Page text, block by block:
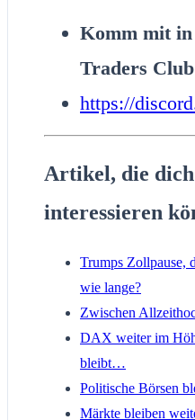
Komm mit in
Traders
https://
Artikel, die
interessieren
Trumps Zollpause,
wie lange?
Zwischen
DAX weiter im
bleibt…
Politische Börsen
Märkte bleiben